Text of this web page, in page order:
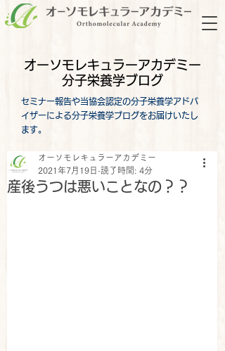
オーソモレキュラーアカデミー
分子栄養学ブログ
セミナー報告や当協会認定の分子栄養学アドバ
イザーによる分子栄養学ブログをお届けいたし
ます。
産後うつは悪いことなの？？
オーソモレキュラーアカデミー
2021年7月19日 読了時間: 4分